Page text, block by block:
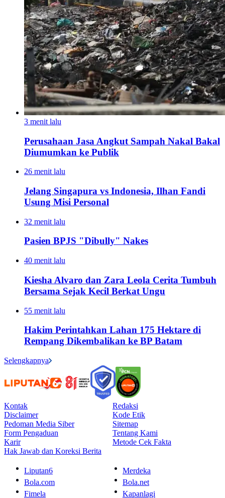
3 menit lalu
Perusahaan Jasa Angkut Sampah Nakal Bakal
Diumumkan ke Publik
26 menit lalu
Jelang Singapura vs Indonesia, Ilhan Fandi
Usung Misi Personal
32 menit lalu
Pasien BPJS "Dibully" Nakes
40 menit lalu
Kiesha Alvaro dan Zara Leola Cerita Tumbuh
Bersama Sejak Kecil Berkat Ungu
55 menit lalu
Hakim Perintahkan Lahan 175 Hektare di
Rempang Dikembalikan ke BP Batam
Selengkapnya
Kontak
Redaksi
Disclaimer
Kode Etik
Pedoman Media Siber
Sitemap
Form Pengaduan
Tentang Kami
Karir
Metode Cek Fakta
Hak Jawab dan Koreksi Berita
Liputan6
Merdeka
Bola.com
Bola.net
Fimela
Kapanlagi